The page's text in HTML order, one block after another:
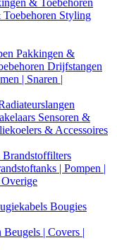
& Toebehoren
Styling
Pakkingen &
Drijfstangen
| Snaren |
Sensoren &
& Accessoires
Brandstoffilters
| Pompen |
Overige
Bougies
Beugels | Covers |